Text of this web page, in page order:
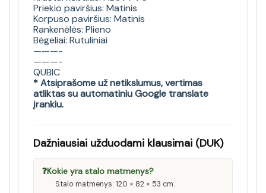
Priekio paviršius: Matinis
Korpuso paviršius: Matinis
Rankenėlės: Plieno
Bėgeliai: Rutuliniai
———-
———-
QUBIC
* Atsiprašome už netikslumus, vertimas
atliktas su automatiniu Google translate
įrankiu.
Dažniausiai užduodami klausimai (DUK)
❓Kokie yra stalo matmenys?
Stalo matmenys: 120 × 82 × 53 cm.